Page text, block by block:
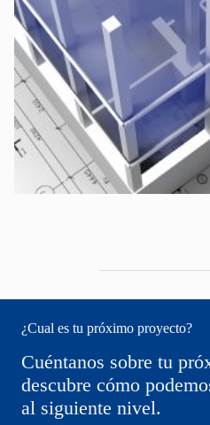
¿Cual es tu próximo proyecto?
Cuéntanos sobre tu
descubre cómo
al siguiente nivel.